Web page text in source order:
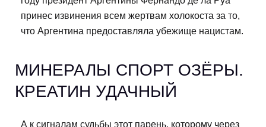
принес извинения всем жертвам холокоста за то,
что Аргентина предоставляла убежище нацистам.
МИНЕРАЛЫ СПОРТ ОЗЁРЫ.
КРЕАТИН УДАЧНЫЙ
А к сигналам судьбы этот парень, которому через